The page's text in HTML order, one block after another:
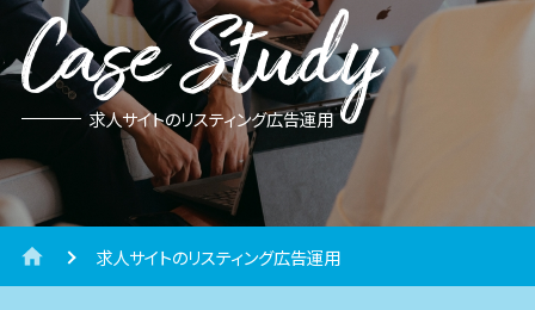
Case Study
求人サイトのリスティング広告運用
求人サイトのリスティング広告運用